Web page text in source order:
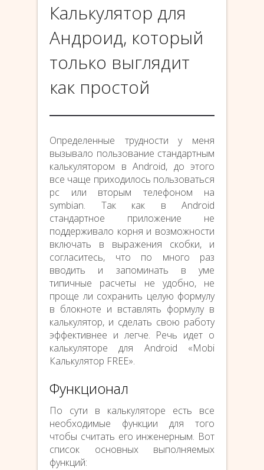
Калькулятор для
Андроид, который
только выглядит
как простой
Определенные трудности у меня
вызывало пользование стандартным
калькулятором в Android, до этого
все чаще приходилось пользоваться
pc или вторым телефоном на
symbian. Так как в Android
стандартное приложение не
поддерживало корня и возможности
включать в выражения скобки, и
согласитесь, что по много раз
вводить и запоминать в уме
типичные расчеты не удобно, не
проще ли сохранить целую формулу
в блокноте и вставлять формулу в
калькулятор, и сделать свою работу
эффективнее и легче. Речь идет о
калькуляторе для Android «Mobi
Калькулятор FREE».
Функционал
По сути в калькуляторе есть все
необходимые функции для того
чтобы считать его инженерным. Вот
список основных выполняемых
функций: